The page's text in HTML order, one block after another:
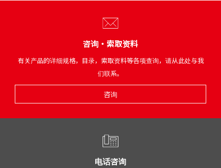
咨询・索取资料
有关产品的详细规格，目录，索取资料等各项查询，请从此处与我
们联系。
咨询
电话咨询